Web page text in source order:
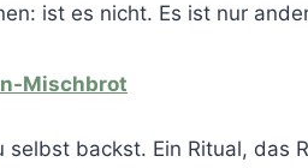
ist es nicht. Es ist nur
Mischbrot
selbst backst. Ein Ritual, das